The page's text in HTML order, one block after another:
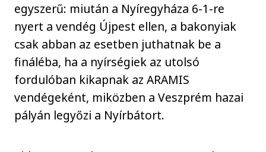
egyszerű: miután a Nyíregyháza 6-1-re
nyert a vendég Újpest ellen, a bakonyiak
csak abban az esetben juthatnak be a
fináléba, ha a nyírségiek az utolsó
fordulóban kikapnak az ARAMIS
vendégeként, miközben a Veszprém hazai
pályán legyőzi a Nyírbátort.